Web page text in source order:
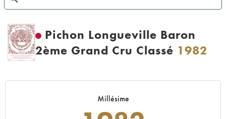
Pichon Longueville Baron
2ème Grand Cru Classé 1982
Millésime